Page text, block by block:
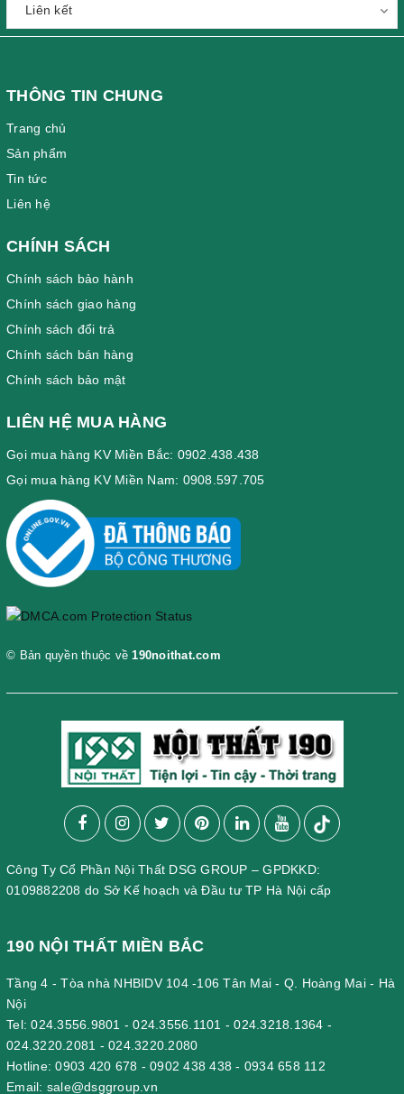
THÔNG TIN CHUNG
Trang chủ
Sản phẩm
Tin tức
Liên hệ
CHÍNH SÁCH
Chính sách bảo hành
Chính sách giao hàng
Chính sách đổi trả
Chính sách bán hàng
Chính sách bảo mật
LIÊN HỆ MUA HÀNG
Gọi mua hàng KV Miền Bắc: 0902.438.438
Gọi mua hàng KV Miền Nam: 0908.597.705
© Bản quyền thuộc về190noithat.com
Công Ty Cổ Phần Nội Thất DSG GROUP – GPDKKD:
0109882208 do Sở Kế hoạch và Đầu tư TP Hà Nội cấp
190 NỘI THẤT MIỀN BẮC
Tầng 4 - Tòa nhà NHBIDV 104 -106 Tân Mai - Q. Hoàng Mai - Hà
Nội
Tel:024.3556.9801 -024.3556.1101 -024.3218.1364 -
024.3220.2081 - 024.3220.2080
Hotline:0903 420 678 - 0902 438 438 - 0934 658 112
Email: sale@dsggroup.vn